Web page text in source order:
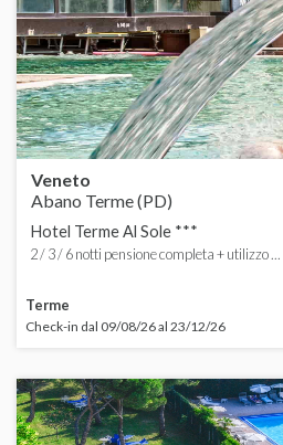
ORDINA
Veneto
Abano Terme (PD)
Hotel Terme Al Sole ***
2 / 3 / 6 notti pensione completa + utilizzo ...
Terme
Check-in dal 09/08/26 al 23/12/26